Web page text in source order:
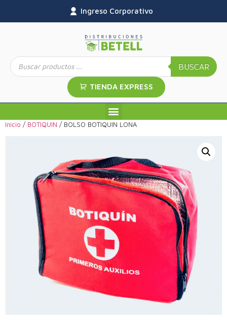
Ingreso Corporativo
BUSCAR
TIENDA EXPRESS
Inicio / BOTIQUIN / BOLSO BOTIQUIN LONA